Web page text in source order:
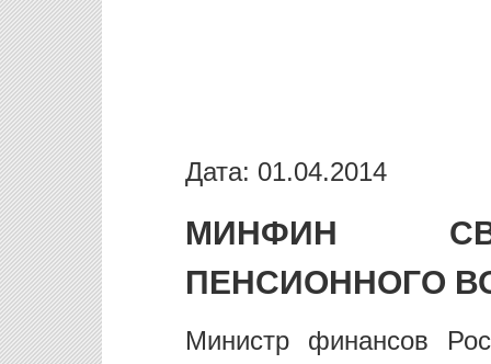
Дата: 01.04.2014
МИНФИН
ПЕНСИОННОГО
Министр финансов